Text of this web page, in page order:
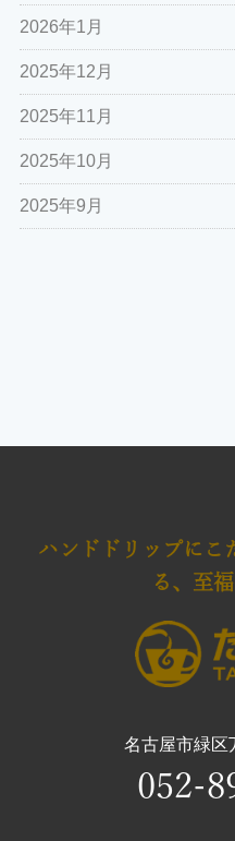
2026年1月
2025年12月
2025年11月
2025年10月
2025年9月
ハンドドリップにこ
る、至
名古屋市緑区
052-